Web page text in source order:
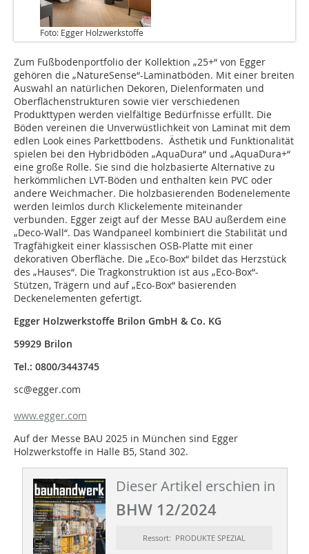
Foto: Egger Holzwerkstoffe
Zum Fußbodenportfolio der Kollektion „25+“ von Egger
gehören die „NatureSense“-Laminatböden. Mit einer breiten
Auswahl an natürlichen Dekoren, Dielenformaten und
Oberflächenstrukturen sowie vier verschiedenen
Produkttypen werden vielfältige Bedürfnisse erfüllt. Die
Böden vereinen die Unverwüstlichkeit von Laminat mit dem
edlen Look eines Parkettbodens. Ästhetik und Funktionalität
spielen bei den Hybridböden „AquaDura“ und „AquaDura+“
eine große Rolle. Sie sind die holzbasierte Alternative zu
herkömmlichen LVT-Böden und enthalten kein PVC oder
andere Weichmacher. Die holzbasierenden Bodenelemente
werden leimlos durch Klickelemente miteinander
verbunden. Egger zeigt auf der Messe BAU außerdem eine
„Deco-Wall“. Das Wandpaneel kombiniert die Stabilität und
Tragfähigkeit einer klassischen OSB-Platte mit einer
dekorativen Oberfläche. Die „Eco-Box“ bildet das Herzstück
des „Hauses“. Die Tragkonstruktion ist aus „Eco-Box“-
Stützen, Trägern und auf „Eco-Box“ basierenden
Deckenelementen gefertigt.
Egger Holzwerkstoffe Brilon GmbH & Co. KG
59929 Brilon
Tel.: 0800/3443745
sc@egger.com
www.egger.com
Auf der Messe BAU 2025 in München sind Egger
Holzwerkstoffe in Halle B5, Stand 302.
Dieser Artikel erschien in
BHW 12/2024
Ressort: PRODUKTE SPEZIAL